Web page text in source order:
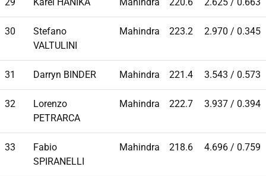
30
Stefano
VALTULINI
Mahindra 223.2 2.970 / 0.345
31 Darryn BINDER Mahindra 221.4 3.543 / 0.573
32
Lorenzo
PETRARCA
Mahindra 222.7 3.937 / 0.394
33
Fabio
SPIRANELLI
Mahindra 218.6 4.696 / 0.759